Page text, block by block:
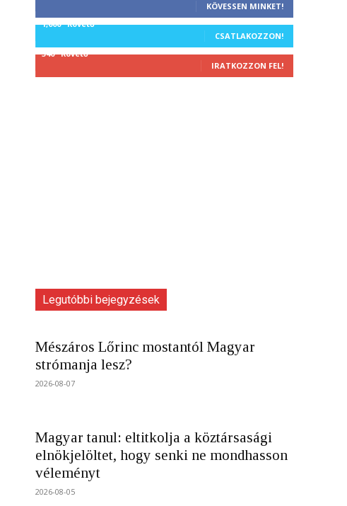
KÖVESSEN MINKET!
1,000 Követő
CSATLAKOZZON!
340 Követő
IRATKOZZON FEL!
Legutóbbi bejegyzések
Mészáros Lőrinc mostantól Magyar
strómanja lesz?
2026-08-07
Magyar tanul: eltitkolja a köztársasági
elnökjelöltet, hogy senki ne mondhasson
véleményt
2026-08-05